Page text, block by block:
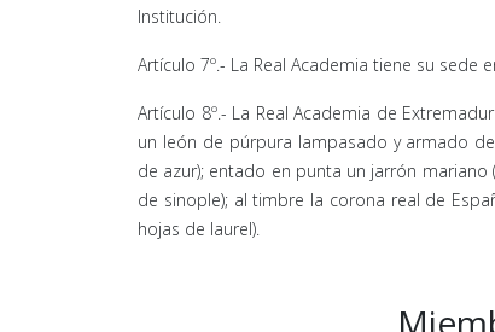
Institución.
Artículo 7º.- La Real Academia tiene su sede
Artículo 8º.- La Real Academia de
un león de púrpura lampasado y armado
de azur); entado en punta un jarrón
de sinople); al timbre la corona real de
hojas de laurel).